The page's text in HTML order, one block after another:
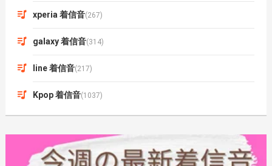
xperia 着信音(267)
galaxy 着信音(314)
line 着信音(217)
Kpop 着信音(1037)